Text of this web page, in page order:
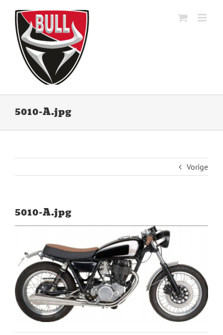
inhoud
5010-A.jpg
Vorige
5010-A.jpg